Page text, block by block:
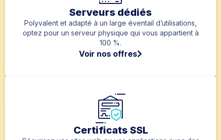
Serveurs dédiés
Polyvalent et adapté à un large éventail d’utilisations,
optez pour un serveur physique qui vous appartient à
100 %.
Voir nos offres
Certificats SSL